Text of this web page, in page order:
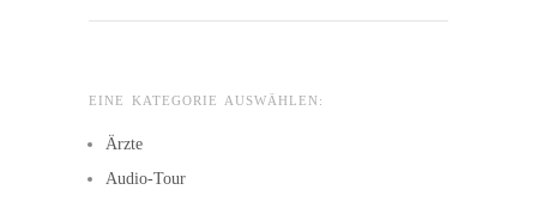
EINE KATEGORIE AUSWÄHLEN:
Ärzte
Audio-Tour